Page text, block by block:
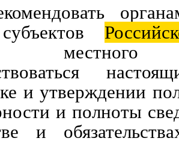
местного
и утверждении
и полноты
и